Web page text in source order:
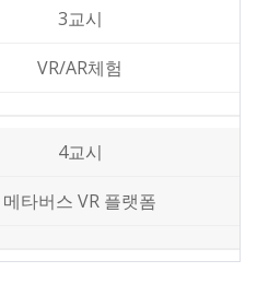
3교시
VR/AR체험
4교시
메타버스 VR 플랫폼